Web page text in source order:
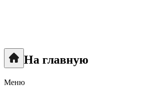
На главную
Меню